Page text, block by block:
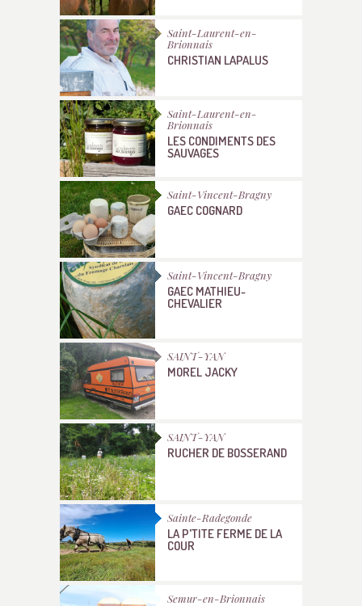
Saint-Laurent-en-
Brionnais
CHRISTIAN LAPALUS
Saint-Laurent-en-
Brionnais
LES CONDIMENTS DES
SAUVAGES
Saint-Vincent-Bragny
GAEC COGNARD
Saint-Vincent-Bragny
GAEC MATHIEU-
CHEVALIER
SAINT-YAN
MOREL JACKY
SAINT-YAN
RUCHER DE BOSSERAND
Sainte-Radegonde
LA P'TITE FERME DE LA
COUR
Semur-en-Brionnais